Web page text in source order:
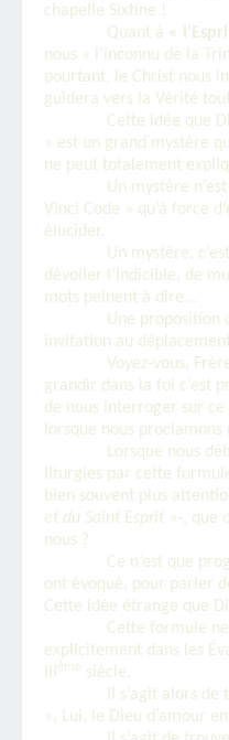
chapelle Sixtine !
Quant à «
nous « l’inconnu de la
pourtant, le Christ nous
guidera vers la Vérité
Cette idée que
» est un grand mystère
ne peut totalement
Un mystère
Vinci Code » qu’à force
élucider.
Un mystère,
dévoiler l’indicible, de
mots peinent à dire…
Une proposition
invitation au
Voyez-vous,
grandir dans la foi c’est
de nous interroger sur
lorsque nous proclamons
Lorsque nous
liturgies par cette
bien souvent plus
et du Saint Esprit »-, que
nous ?
Ce n’est que
ont évoqué, pour parler
Cette idée étrange que
Cette formule
explicitement dans les
IIIème siècle.
Il s’agit alors de
», Lui, le Dieu d’amour